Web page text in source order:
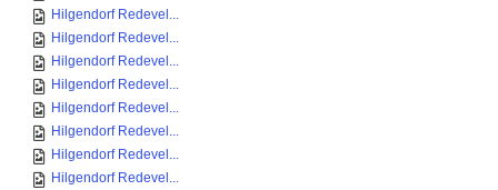
Hilgendorf Redevel...
Hilgendorf Redevel...
Hilgendorf Redevel...
Hilgendorf Redevel...
Hilgendorf Redevel...
Hilgendorf Redevel...
Hilgendorf Redevel...
Hilgendorf Redevel...